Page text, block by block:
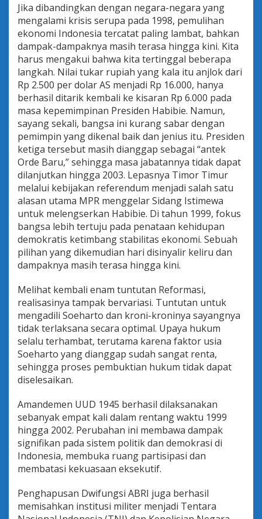
Jika dibandingkan dengan negara-negara yang
mengalami krisis serupa pada 1998, pemulihan
ekonomi Indonesia tercatat paling lambat, bahkan
dampak-dampaknya masih terasa hingga kini. Kita
harus mengakui bahwa kita tertinggal beberapa
langkah. Nilai tukar rupiah yang kala itu anjlok dari
Rp 2.500 per dolar AS menjadi Rp 16.000, hanya
berhasil ditarik kembali ke kisaran Rp 6.000 pada
masa kepemimpinan Presiden Habibie. Namun,
sayang sekali, bangsa ini kurang sabar dengan
pemimpin yang dikenal baik dan jenius itu. Presiden
ketiga tersebut masih dianggap sebagai “antek
Orde Baru,” sehingga masa jabatannya tidak dapat
dilanjutkan hingga 2003. Lepasnya Timor Timur
melalui kebijakan referendum menjadi salah satu
alasan utama MPR menggelar Sidang Istimewa
untuk melengserkan Habibie. Di tahun 1999, fokus
bangsa lebih tertuju pada penataan kehidupan
demokratis ketimbang stabilitas ekonomi. Sebuah
pilihan yang dikemudian hari disinyalir keliru dan
dampaknya masih terasa hingga kini.
Melihat kembali enam tuntutan Reformasi,
realisasinya tampak bervariasi. Tuntutan untuk
mengadili Soeharto dan kroni-kroninya sayangnya
tidak terlaksana secara optimal. Upaya hukum
selalu terhambat, terutama karena faktor usia
Soeharto yang dianggap sudah sangat renta,
sehingga proses pembuktian hukum tidak dapat
diselesaikan.
Amandemen UUD 1945 berhasil dilaksanakan
sebanyak empat kali dalam rentang waktu 1999
hingga 2002. Perubahan ini membawa dampak
signifikan pada sistem politik dan demokrasi di
Indonesia, membuka ruang partisipasi dan
membatasi kekuasaan eksekutif.
Penghapusan Dwifungsi ABRI juga berhasil
memisahkan institusi militer menjadi Tentara